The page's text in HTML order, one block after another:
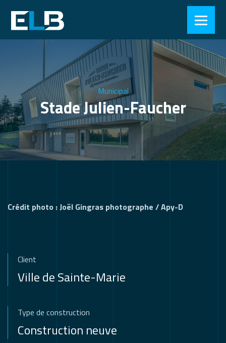
Municipal
Stade Julien-Faucher
Crédit photo : Joël Gingras photographe / Apy-D
Client
Ville de Sainte-Marie
Type de construction
Construction neuve